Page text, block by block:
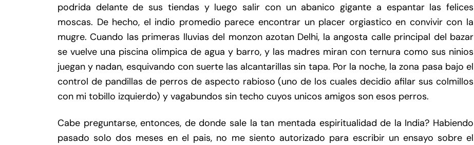
podrida delante de sus tiendas y luego salir con un abanico gigante a espantar las felices
moscas. De hecho, el indio promedio parece encontrar un placer orgiastico en convivir con la
mugre. Cuando las primeras lluvias del monzon azotan Delhi, la angosta calle principal del bazar
se vuelve una piscina olimpica de agua y barro, y las madres miran con ternura como sus ninios
juegan y nadan, esquivando con suerte las alcantarillas sin tapa. Por la noche, la zona pasa bajo el
control de pandillas de perros de aspecto rabioso (uno de los cuales decidio afilar sus colmillos
con mi tobillo izquierdo) y vagabundos sin techo cuyos unicos amigos son esos perros.
Cabe preguntarse, entonces, de donde sale la tan mentada espiritualidad de la India? Habiendo
pasado solo dos meses en el pais, no me siento autorizado para escribir un ensayo sobre el